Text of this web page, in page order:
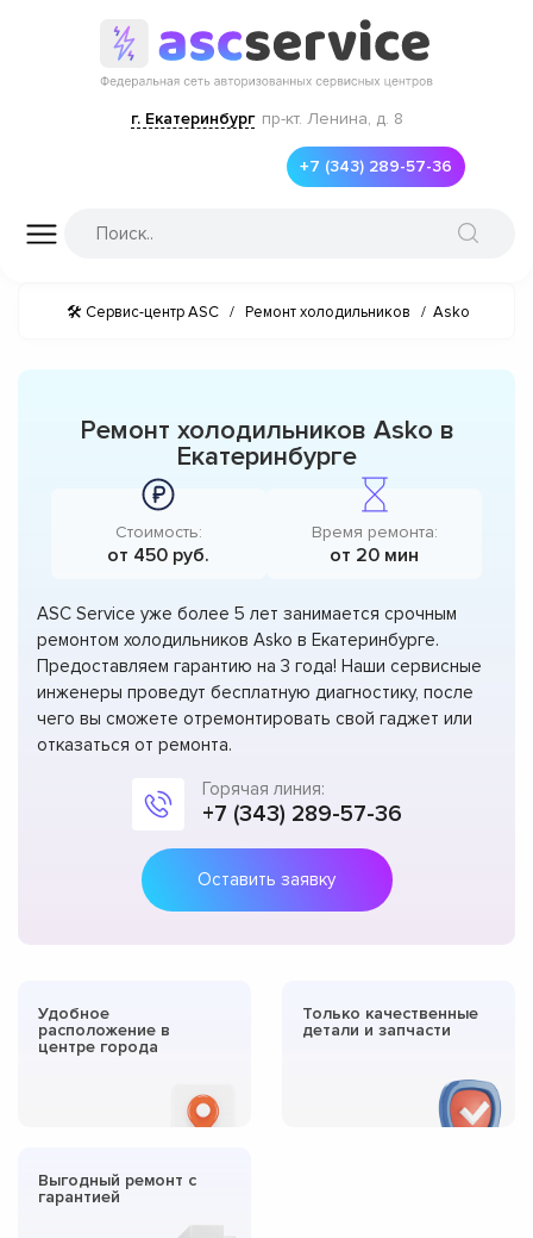
г. Екатеринбург пр-кт. Ленина, д. 8
+7 (343) 289-57-36
🛠 Сервис-центр ASC / Ремонт холодильников / Asko
Ремонт холодильников Asko в
Екатеринбурге
Стоимость:
от 450 руб.
Время ремонта:
от 20 мин
ASC Service уже более 5 лет занимается срочным
ремонтом холодильников Asko в Екатеринбурге.
Предоставляем гарантию на 3 года! Наши сервисные
инженеры проведут бесплатную диагностику, после
чего вы сможете отремонтировать свой гаджет или
отказаться от ремонта.
Горячая линия:
+7 (343) 289-57-36
Оставить заявку
Удобное
расположение в
центре города
Только качественные
детали и запчасти
Выгодный ремонт с
гарантией